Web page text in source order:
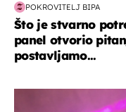
POKROVITELJ BIPA
Što je stvarno
panel otvorio
postavljamo...